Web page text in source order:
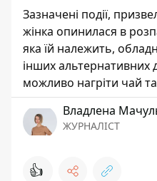
Зазначені події,
жінка опинилася в
яка їй належить,
інших альтернативних
можливо нагріти чай
Владлена
ЖУРНАЛІСТ
👍